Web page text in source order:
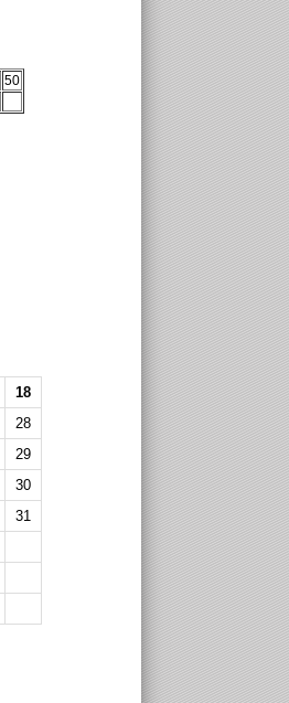
50
18
28
29
30
31